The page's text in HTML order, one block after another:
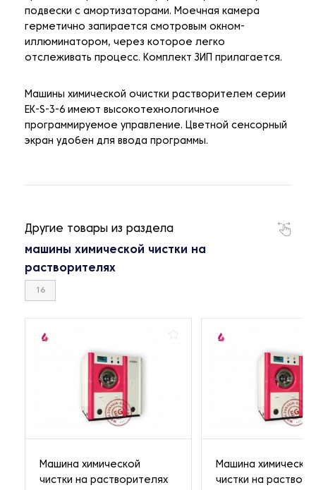
подвески с амортизаторами. Моечная камера
герметично запирается смотровым окном-
иллюминатором, через которое легко
отслеживать процесс. Комплект ЗИП прилагается.
Машины химической очистки растворителем серии
EK-S-3-6 имеют высокотехнологичное
программируемое управление. Цветной сенсорный
экран удобен для ввода программы.
Другие товары из раздела
машины химической чистки на
растворителях
16
Машина химической
чистки на растворителях
Машина химической
чистки на